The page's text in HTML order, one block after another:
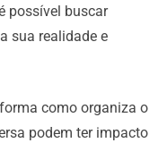
possível buscar
sua realidade e
como organiza o
podem ter impacto